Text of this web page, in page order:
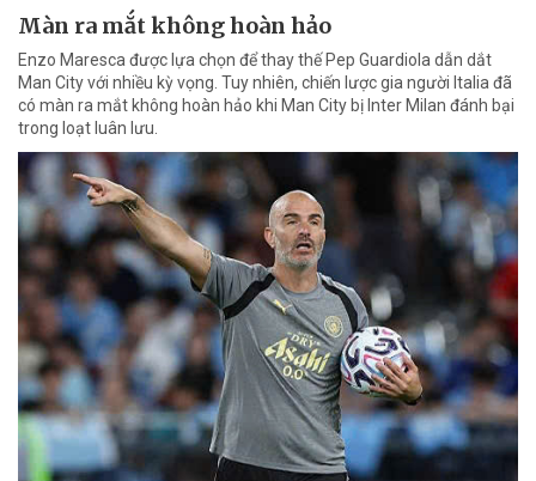
Màn ra mắt không hoàn hảo
Enzo Maresca được lựa chọn để thay thế Pep Guardiola dẫn dắt
Man City với nhiều kỳ vọng. Tuy nhiên, chiến lược gia người Italia đã
có màn ra mắt không hoàn hảo khi Man City bị Inter Milan đánh bại
trong loạt luân lưu.